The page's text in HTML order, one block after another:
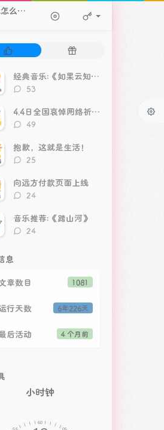
甲乙丙丁 (你我怎么两清) - 李佳薇
林俊杰
h3R3
/ WhyAce / Zy
)
江辰
呆小帅
门
文
章
随
文
经典音乐:《如果云知道》
评
数：
53
4.4日全国哀悼网络祈福视频
评
数：
49
抱歉，这就是生活！
评
数：
25
向远方付款页面上线
评
数：
24
音乐推荐:《踏山河》
评
24
息
1081
章数目
6年226天
行天数
4 个月前
后活动
小时钟